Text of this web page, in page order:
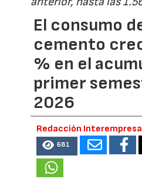
El consumo
cemento
% en el
primer
2026
Redacción
681